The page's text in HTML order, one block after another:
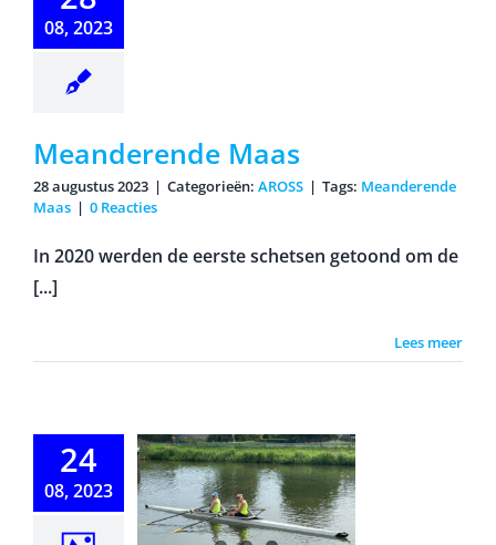
08, 2023
Meanderende Maas
28 augustus 2023 | Categorieën: AROSS | Tags: Meanderende
Maas | 0 Reacties
In 2020 werden de eerste schetsen getoond om de
[...]
Lees meer
24
08, 2023